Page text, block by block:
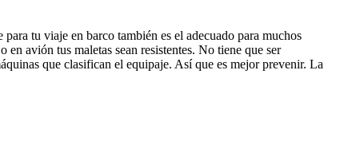
tu viaje en barco también es el adecuado para muchos
avión tus maletas sean resistentes. No tiene que ser
que clasifican el equipaje. Así que es mejor prevenir. La